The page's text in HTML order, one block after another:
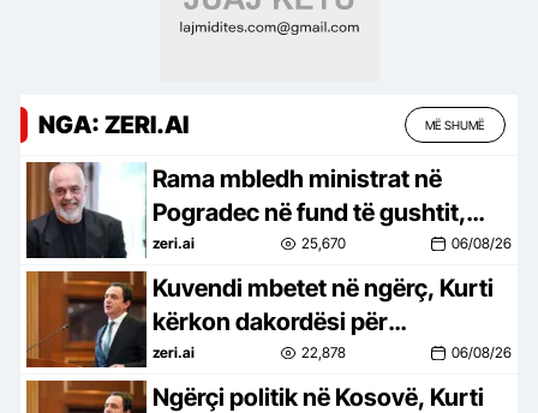
NGA: ZERI.AI MË SHUMË
Rama mbledh ministrat në
Pogradec në fund të gushtit,
çfarë do të ndodhë para sezonit
të ri politik
zeri.ai 25,670 06/08/26
Kuvendi mbetet në ngërç, Kurti
kërkon dakordësi për
presidentin: Të ulemi në tryezën
e bisedimeve
zeri.ai 22,878 06/08/26
Ngërçi politik në Kosovë, Kurti